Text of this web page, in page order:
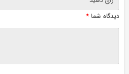
دیدگاه شما*